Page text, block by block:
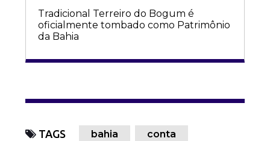
Tradicional Terreiro do Bogum é
oficialmente tombado como Patrimônio
da Bahia
TAGS bahia
conta